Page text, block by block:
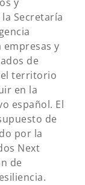
Secretaría
y
de
territorio
en la
español. El
de
por la
Next
de